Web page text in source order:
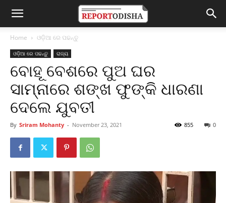
Home ଓଡ଼ିଆ ରେ ପଢନ୍ତୁ
ଓଡ଼ିଆ ରେ ପଢନ୍ତୁ ରାଜ୍ୟ
ବୋହୂ ବେଶରେ ପୁଅ ଘର
ସାମ୍ନାରେ ଶଙ୍ଖ ଫୁଙ୍କି ଧାରଣା
ଦେଲେ ଯୁବତୀ
By Sriram Mohanty - November 23, 2021 0
855